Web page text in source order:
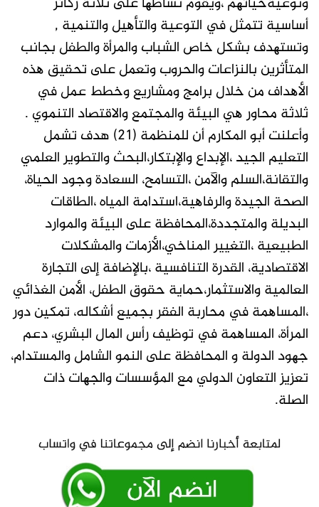
أساسیة تتمثل في التوعیة والتأھیل والتنمیة ,
وتستھدف بشكل خاص الشباب والمرأة والطفل بجانب
المتأثرین بالنزاعات والحروب وتعمل على تحقیق ھذه
الأھداف من خلال برامج ومشاریع وخطط عمل في
ثلاثة محاور ھي البیئة والمجتمع والاقتصاد التنموي .
وأعلنت أبو المكارم أن للمنظمة (21) هدف تشمل
التعلیم الجید ،الإبداع والإبتكار،البحث والتطویر العلمي
والتقانة،السلم والآمن ،التسامح، السعادة وجود الحیاة،
الصحة الجیدة والرفاھیة،استدامة المیاه ،الطاقات
البدیلة والمتجددة،المحافظة على البیئة والموارد
الطبیعیة ،التغییر المناخي،الأزمات والمشكلات
الاقتصادیة، القدرة التنافسیة ،بالإضافة إلى التجارة
العالمیة والاستثمار،حمایة حقوق الطفل، الأمن الغذائي
،المساھمة في محاربة الفقر بجمیع أشكاله، تمكین دور
المرأة، المساھمة في توظیف رأس المال البشري، دعم
جھود الدولة و المحافظة على النمو الشامل والمستدام،
تعزیز التعاون الدولي مع المؤسسات والجھات ذات
الصلة.